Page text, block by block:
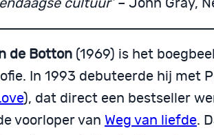
cultuur’– John Gray,
de Botton (1969) is het
In 1993 debuteerde hij met
), dat direct een bestseller
voorloper van Weg van liefde.